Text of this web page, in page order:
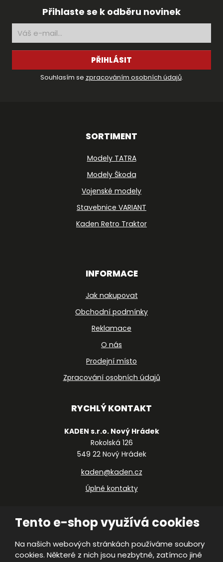
Tento e-shop využívá cookies
Na našich webových stránkách používáme soubory
cookies. Některé z nich jsou nezbytné, zatímco jiné
Přihlaste se k odběru novinek
PŘIHLÁSIT
Souhlasím se zpracováním osobních údajů.
SORTIMENT
Modely TATRA
Modely Škoda
Vojenské modely
Stavebnice VARIANT
Kaden Retro Traktor
INFORMACE
Jak nakupovat
Obchodní podmínky
Reklamace
O nás
Prodejní místo
Zpracování osobních údajů
RYCHLÝ KONTAKT
KADEN s.r.o. Nový Hrádek
Rokolská 126
549 22 Nový Hrádek
kaden@kaden.cz
Úplné kontakty